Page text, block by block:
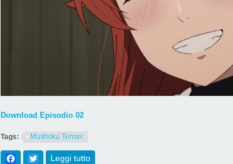
Download Episodio 02
Tags: Mushoku Tensei
Facebook
Twitter
Leggi tutto